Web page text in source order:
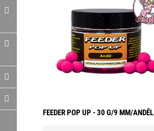
FEEDER POP UP - 30 G/9 MM/ANDĚL